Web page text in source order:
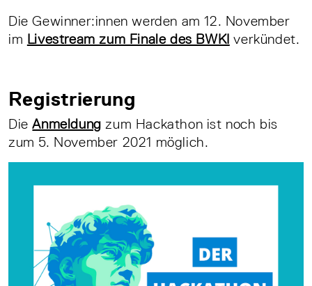
Die Gewinner:innen werden am 12. November
im Livestream zum Finale des BWKI verkündet.
Registrierung
DieAnmeldung zum Hackathon ist noch bis
zum 5. November 2021 möglich.